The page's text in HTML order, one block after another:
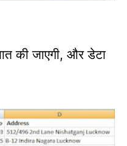
की जाएगी, और डेटा